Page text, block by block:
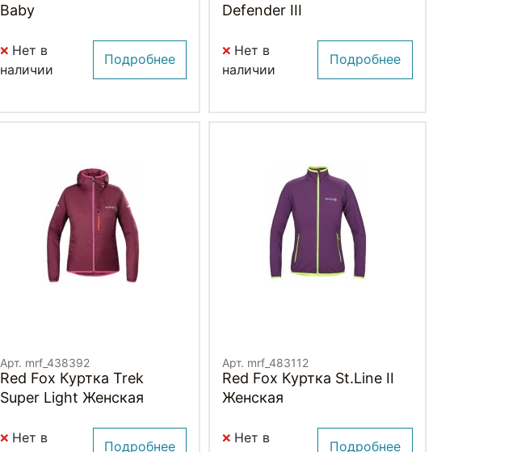
Baby
Нет в
наличии
Подробнее
Defender III
Нет в
наличии
Подробнее
Арт. mrf_438392
Red Fox Куртка Trek
Super Light Женская
Нет в
Подробнее
Арт. mrf_483112
Red Fox Куртка St.Line II
Женская
Нет в
Подробнее